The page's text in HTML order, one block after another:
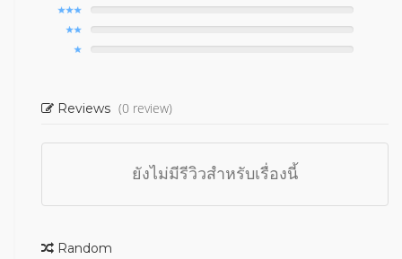
Reviews (0 review)
ยังไม่มีรีวิวสำหรับเรื่องนี้
Random